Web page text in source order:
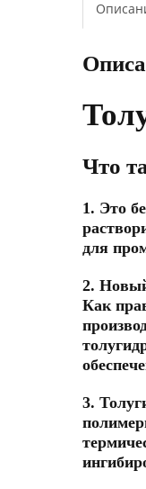
Что
1. Это
для
2.
Как
3.